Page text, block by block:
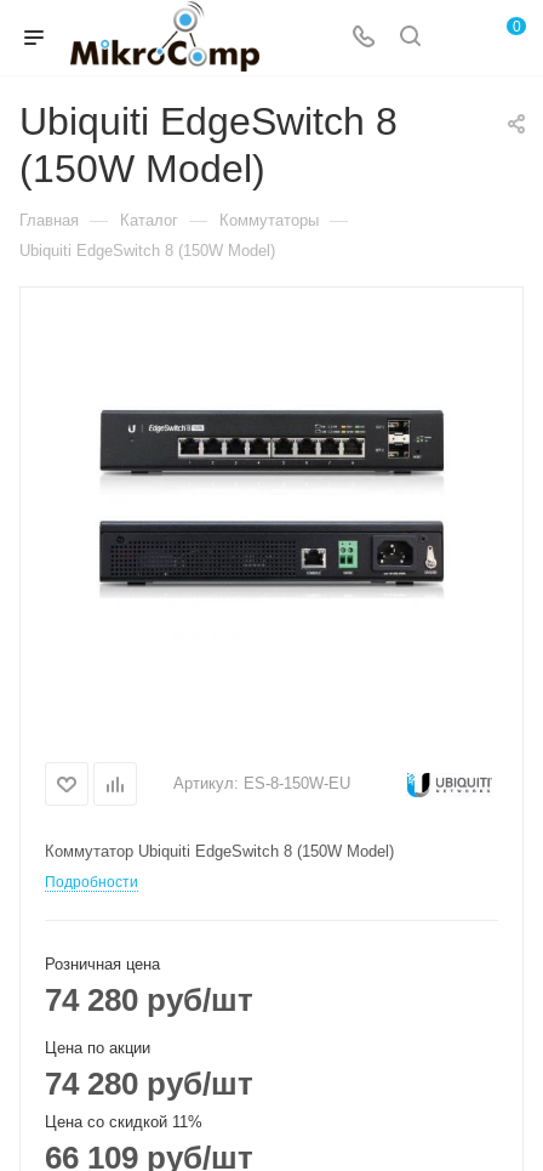
0
Ubiquiti EdgeSwitch 8
(150W Model)
Главная — Каталог — Коммутаторы —
Ubiquiti EdgeSwitch 8 (150W Model)
Артикул: ES-8-150W-EU
Коммутатор Ubiquiti EdgeSwitch 8 (150W Model)
Подробности
Розничная цена
74 280 руб/шт
Цена по акции
74 280 руб/шт
Цена со скидкой 11%
66 109 руб/шт